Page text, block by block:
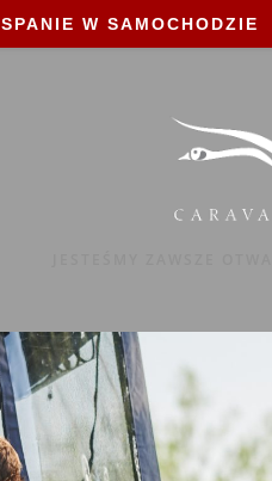
SPANIE W SAMOCHODZIE